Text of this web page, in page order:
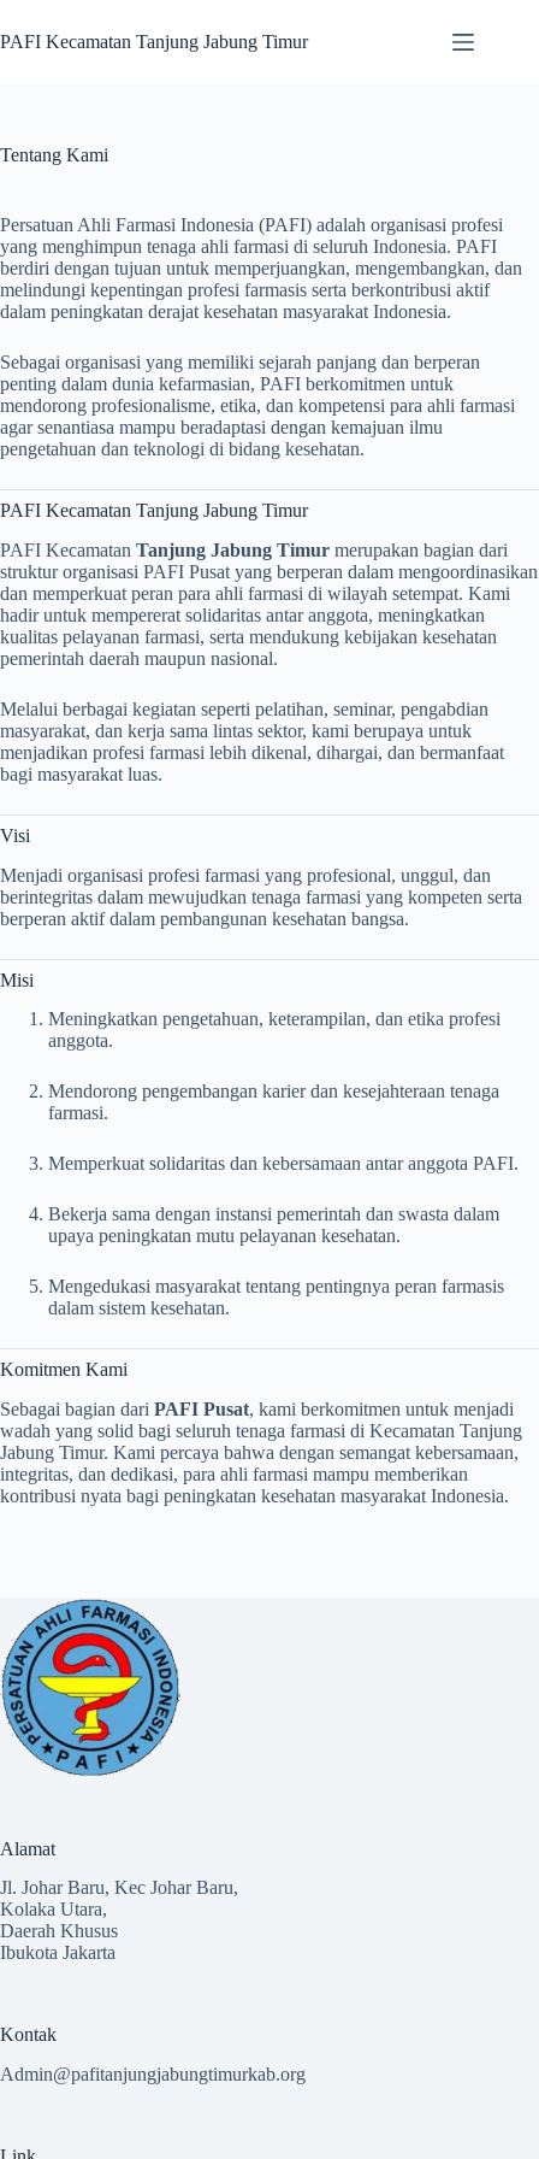
to
content
PAFI Kecamatan Tanjung Jabung Timur
Tentang Kami
Persatuan Ahli Farmasi Indonesia (PAFI) adalah organisasi profesi
yang menghimpun tenaga ahli farmasi di seluruh Indonesia. PAFI
berdiri dengan tujuan untuk memperjuangkan, mengembangkan, dan
melindungi kepentingan profesi farmasis serta berkontribusi aktif
dalam peningkatan derajat kesehatan masyarakat Indonesia.
Sebagai organisasi yang memiliki sejarah panjang dan berperan
penting dalam dunia kefarmasian, PAFI berkomitmen untuk
mendorong profesionalisme, etika, dan kompetensi para ahli farmasi
agar senantiasa mampu beradaptasi dengan kemajuan ilmu
pengetahuan dan teknologi di bidang kesehatan.
PAFI Kecamatan Tanjung Jabung Timur
PAFI Kecamatan Tanjung Jabung Timur merupakan bagian dari
struktur organisasi PAFI Pusat yang berperan dalam mengoordinasikan
dan memperkuat peran para ahli farmasi di wilayah setempat. Kami
hadir untuk mempererat solidaritas antar anggota, meningkatkan
kualitas pelayanan farmasi, serta mendukung kebijakan kesehatan
pemerintah daerah maupun nasional.
Melalui berbagai kegiatan seperti pelatihan, seminar, pengabdian
masyarakat, dan kerja sama lintas sektor, kami berupaya untuk
menjadikan profesi farmasi lebih dikenal, dihargai, dan bermanfaat
bagi masyarakat luas.
Visi
Menjadi organisasi profesi farmasi yang profesional, unggul, dan
berintegritas dalam mewujudkan tenaga farmasi yang kompeten serta
berperan aktif dalam pembangunan kesehatan bangsa.
Misi
Meningkatkan pengetahuan, keterampilan, dan etika profesi
anggota.
Mendorong pengembangan karier dan kesejahteraan tenaga
farmasi.
Memperkuat solidaritas dan kebersamaan antar anggota PAFI.
Bekerja sama dengan instansi pemerintah dan swasta dalam
upaya peningkatan mutu pelayanan kesehatan.
Mengedukasi masyarakat tentang pentingnya peran farmasis
dalam sistem kesehatan.
Komitmen Kami
Sebagai bagian dari PAFI Pusat, kami berkomitmen untuk menjadi
wadah yang solid bagi seluruh tenaga farmasi di Kecamatan Tanjung
Jabung Timur. Kami percaya bahwa dengan semangat kebersamaan,
integritas, dan dedikasi, para ahli farmasi mampu memberikan
kontribusi nyata bagi peningkatan kesehatan masyarakat Indonesia.
Alamat
Jl. Johar Baru, Kec Johar Baru,
Kolaka Utara,
Daerah Khusus
Ibukota Jakarta
Kontak
Admin@pafitanjungjabungtimurkab.org